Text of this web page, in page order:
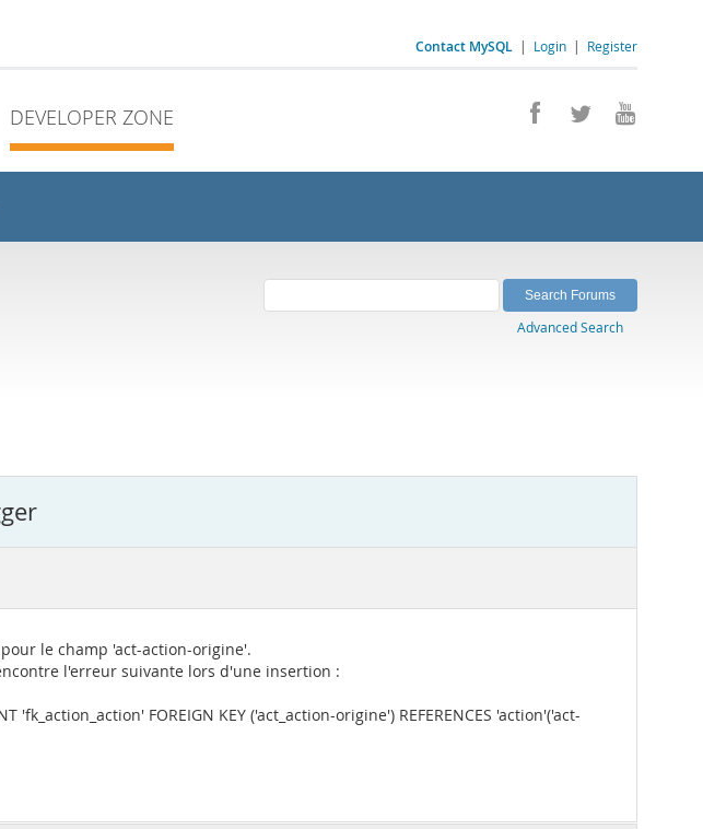
Contact MySQL | Login | Register
DEVELOPER ZONE
Advanced Search
le champ 'act-action-origine'.
l'erreur suivante lors d'une insertion :
FOREIGN KEY ('act_action-origine') REFERENCES 'action'('act-